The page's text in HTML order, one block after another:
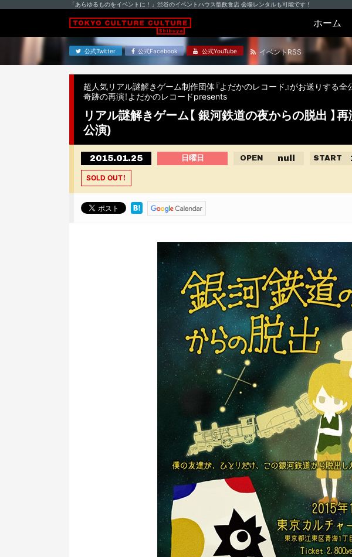
「あらゆるものをイベントに！」渋谷のイベントハウス型飲食店 会場レンタルも可能です！
ホーム
公式Twitter 公式Facebook 公式YouTube イベントRSS
超人気リアル謎解きゲーム制作団体『よだかのレコード』がお送りする
奇跡の再演！よだかのレコードpresents
リアル謎解きゲーム【 銀河鉄道の夜からの脱出 】
公演)
2015.01.25 日曜日 OPEN null START
SOLD OUT！